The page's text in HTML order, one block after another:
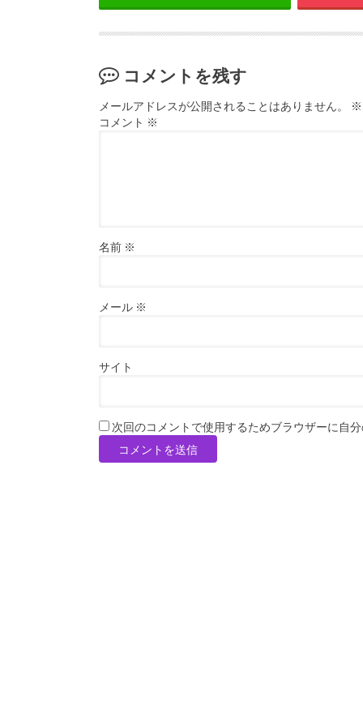
コメントを残す
メールアドレスが公開されることはありません。 ※
コメント ※
名前 ※
メール ※
サイト
次回のコメントで使用するためブラウザーに自